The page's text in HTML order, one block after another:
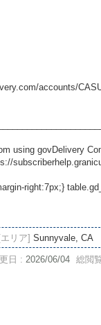
accounts/
using govDelivery
right:7px;}
[エリア] Sunnyvale, CA
日 : 2026/06/04 総閲